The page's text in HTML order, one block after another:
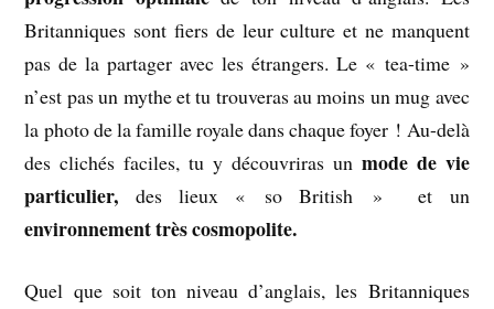
Britanniques sont fiers de leur culture et ne manquent
pas de la partager avec les étrangers. Le « tea-time »
n’est pas un mythe et tu trouveras au moins un mug avec
la photo de la famille royale dans chaque foyer ! Au-delà
des clichés faciles, tu y découvriras un mode de vie
particulier, des lieux « so British » et un
environnement très cosmopolite.
Quel que soit ton niveau d’anglais, les Britanniques